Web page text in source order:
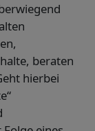
beraten
hierbei